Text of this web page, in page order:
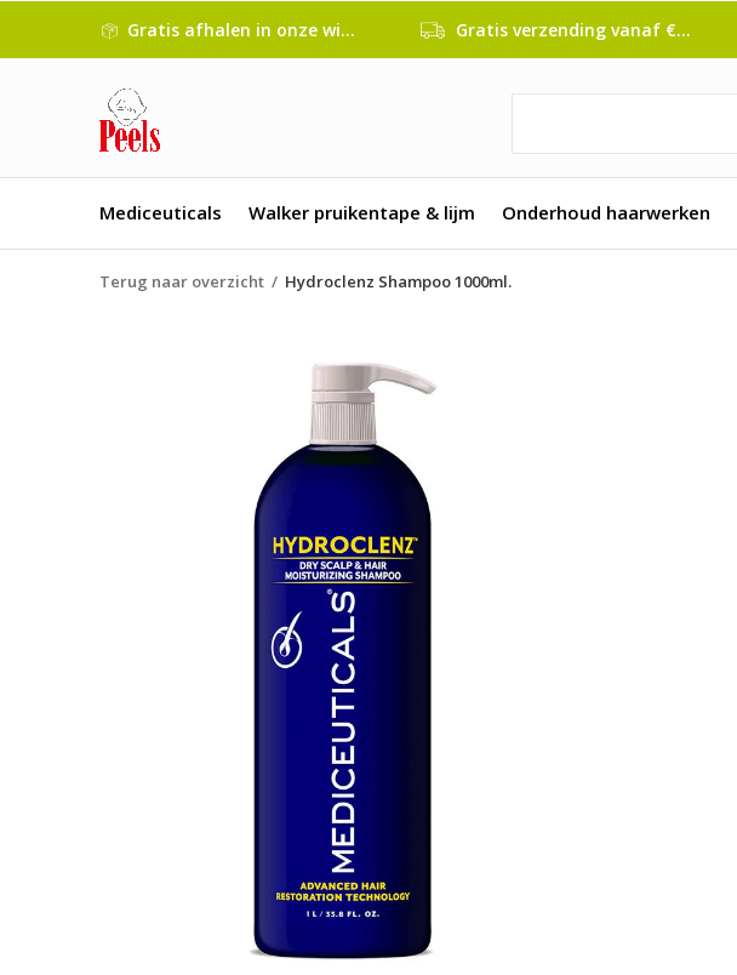
Mediceuticals Walker pruikentape & lijm Onderhoud haarwerken
Gratis afhalen in onze winkel Gratis verzending vanaf € 45 ,-
Terug naar overzicht Hydroclenz Shampoo 1000ml.